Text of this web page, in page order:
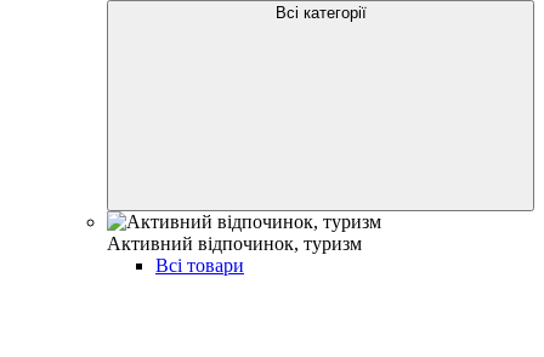
Всі категорії
Активний відпочинок, туризм
Всі товари